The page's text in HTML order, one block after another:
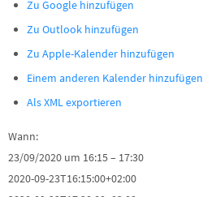
Zu Google hinzufügen
Zu Outlook hinzufügen
Zu Apple-Kalender hinzufügen
Einem anderen Kalender hinzufügen
Als XML exportieren
Wann:
23/09/2020 um 16:15 – 17:30
2020-09-23T16:15:00+02:00